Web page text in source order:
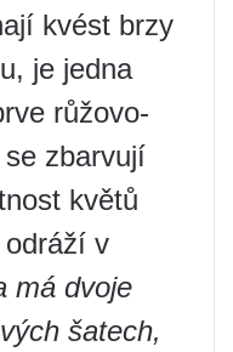
kvést brzy
je jedna
růžovo-
zbarvují
květů
v
má dvoje
šatech,